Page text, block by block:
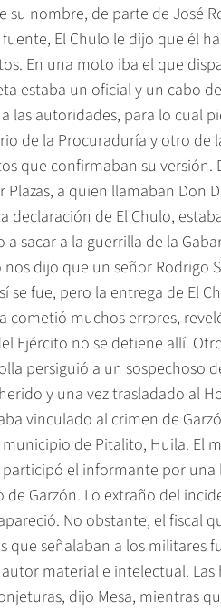
nombre, de parte de José
El Chulo le dijo que él
En una moto iba el que
estaba un oficial y un cabo del
las autoridades, para lo cual
de la Procuraduría y otro de
que confirmaban su versión.
a quien llamaban Don
declaración de El Chulo,
sacar a la guerrilla de la
nos dijo que un señor Rodrigo
se fue, pero la entrega de El
muchos errores,
Ejército no se detiene allí.
persiguió a un sospechoso
y una vez trasladado al
vinculado al crimen de
de Pitalito, Huila. El
el informante por
Garzón. Lo extraño del
No obstante, el fiscal
que señalaban a los militares
material e intelectual. Las
dijo Mesa, mientras